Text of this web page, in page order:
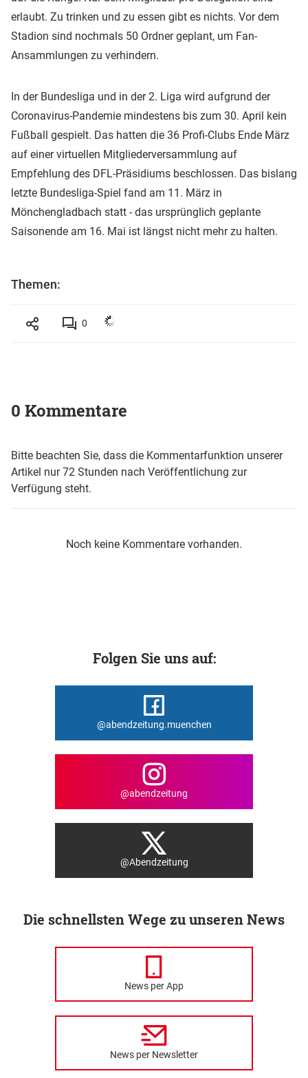
erlaubt. Zu trinken und zu essen gibt es nichts. Vor dem
Stadion sind nochmals 50 Ordner geplant, um Fan-
Ansammlungen zu verhindern.
In der Bundesliga und in der 2. Liga wird aufgrund der
Coronavirus-Pandemie mindestens bis zum 30. April kein
Fußball gespielt. Das hatten die 36 Profi-Clubs Ende März
auf einer virtuellen Mitgliederversammlung auf
Empfehlung des DFL-Präsidiums beschlossen. Das bislang
letzte Bundesliga-Spiel fand am 11. März in
Mönchengladbach statt - das ursprünglich geplante
Saisonende am 16. Mai ist längst nicht mehr zu halten.
Themen:
0
0 Kommentare
Bitte beachten Sie, dass die Kommentarfunktion unserer
Artikel nur 72 Stunden nach Veröffentlichung zur
Verfügung steht.
Noch keine Kommentare vorhanden.
Folgen Sie uns auf:
@abendzeitung.muenchen
@abendzeitung
@Abendzeitung
Die schnellsten Wege zu unseren News
News per App
News per Newsletter